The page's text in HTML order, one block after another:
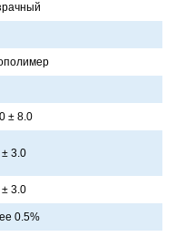
± 8.0
± 3.0
3.0
0.5%